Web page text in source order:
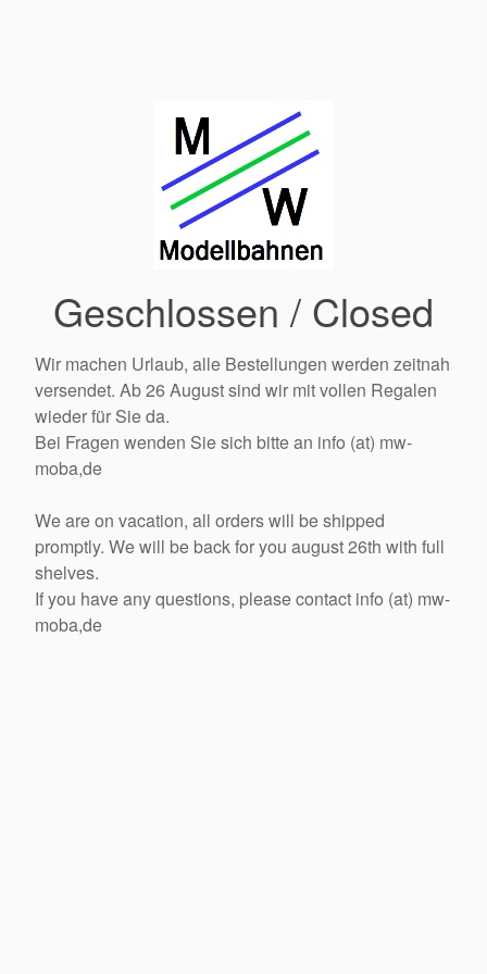
Geschlossen / Closed
Wir machen Urlaub, alle Bestellungen werden zeitnah
versendet. Ab 26 August sind wir mit vollen Regalen
wieder für Sie da.
Bei Fragen wenden Sie sich bitte an info (at) mw-
moba,de
We are on vacation, all orders will be shipped
promptly. We will be back for you august 26th with full
shelves.
If you have any questions, please contact info (at) mw-
moba,de